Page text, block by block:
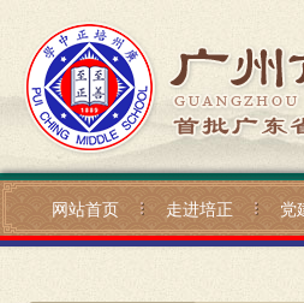
网站首页 走进培正 党